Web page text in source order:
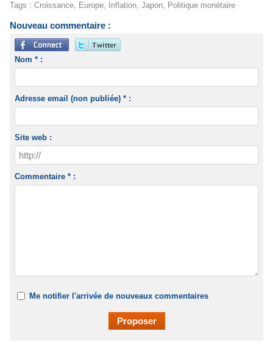
Tags : Croissance, Europe, Inflation, Japon, Politique monétaire
Nouveau commentaire :
Nom * :
Adresse email (non publiée) * :
Site web :
Commentaire * :
Me notifier l'arrivée de nouveaux commentaires